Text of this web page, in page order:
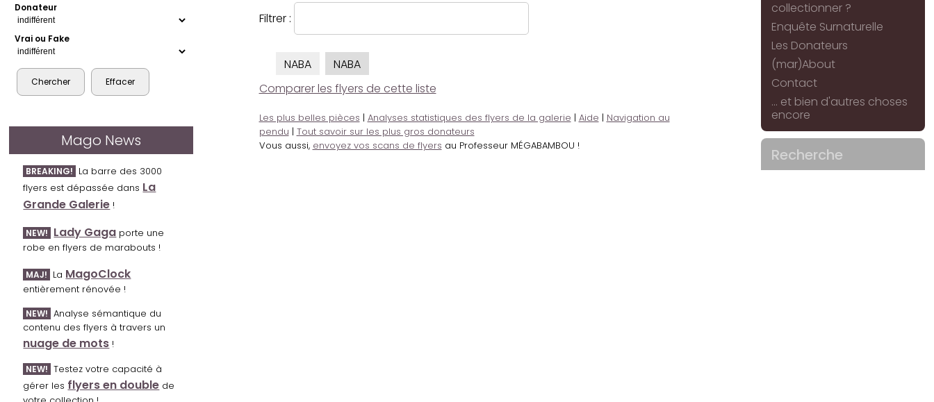
Donateur
Vrai ou Fake
Mago News
BREAKING! La barre des 3000
flyers est dépassée dans La
Grande Galerie !
NEW! Lady Gaga porte une
robe en flyers de marabouts !
MAJ! La MagoClock
entièrement rénovée !
NEW! Analyse sémantique du
contenu des flyers à travers un
nuage de mots !
NEW! Testez votre capacité à
gérer les flyers en double de
Filtrer :
NABA
NABA
Comparer les flyers de cette liste
Les plus belles pièces | Analyses statistiques des flyers de la galerie | Aide | Navigation au
pendu | Tout savoir sur les plus gros donateurs
Vous aussi, envoyez vos scans de flyers au Professeur MÉGABAMBOU !
collectionner ?
Enquête Surnaturelle
Les Donateurs
(mar)About
Contact
... et bien d'autres choses
encore
Recherche